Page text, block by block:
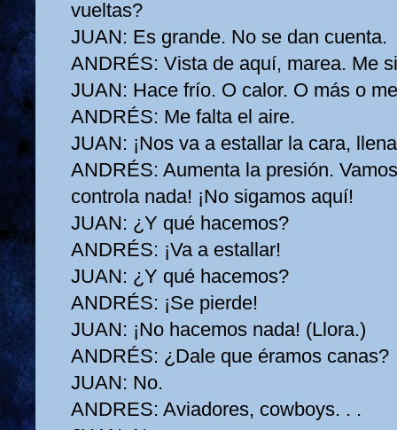
vueltas?
JUAN: Es grande. No se dan cuenta.
ANDRÉS: Vista de aquí, marea. Me
JUAN: Hace frío. O calor. O más o
ANDRÉS: Me falta el aire.
JUAN: ¡Nos va a estallar la cara,
ANDRÉS: Aumenta la presión.
controla nada! ¡No sigamos aquí!
JUAN: ¿Y qué hacemos?
ANDRÉS: ¡Va a estallar!
JUAN: ¿Y qué hacemos?
ANDRÉS: ¡Se pierde!
JUAN: ¡No hacemos nada! (Llora.)
ANDRÉS: ¿Dale que éramos canas?
JUAN: No.
ANDRES: Aviadores, cowboys. . .